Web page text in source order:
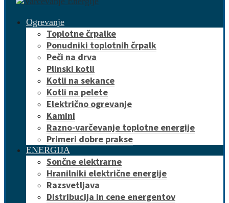
Ogrevanje
Toplotne črpalke
Ponudniki toplotnih črpalk
Peči na drva
Plinski kotli
Kotli na sekance
Kotli na pelete
Električno ogrevanje
Kamini
Razno-varčevanje toplotne energije
Primeri dobre prakse
ENERGIJA
Sončne elektrarne
Hranilniki električne energije
Razsvetljava
Distribucija in cene energentov